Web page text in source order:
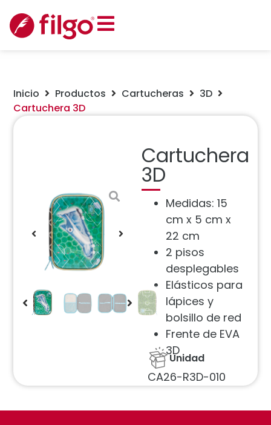
Inicio Productos Cartucheras
3D
Cartuchera 3D
Cartuchera
3D
Medidas: 15
cm x 5 cm x
22 cm
2 pisos
desplegables
Elásticos para
lápices y
bolsillo de red
Frente de EVA
3D
Unidad
CA26-R3D-010